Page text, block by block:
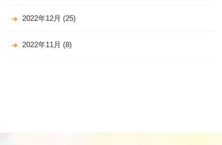
2022年12月 (25)
2022年11月 (8)